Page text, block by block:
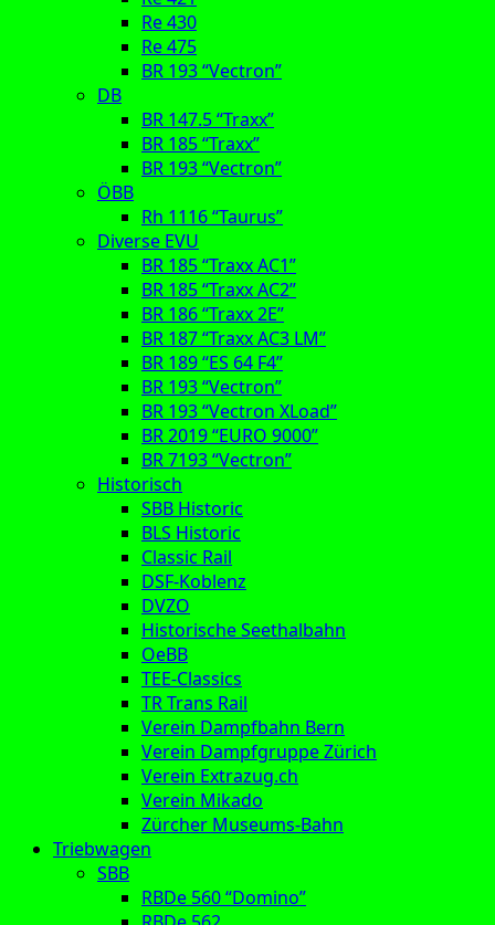
Re 430
Re 475
BR 193 “Vectron”
DB
BR 147.5 “Traxx”
BR 185 “Traxx”
BR 193 “Vectron”
ÖBB
Rh 1116 “Taurus”
Diverse EVU
BR 185 “Traxx AC1”
BR 185 “Traxx AC2”
BR 186 “Traxx 2E”
BR 187 “Traxx AC3 LM”
BR 189 “ES 64 F4”
BR 193 “Vectron”
BR 193 “Vectron XLoad”
BR 2019 “EURO 9000”
BR 7193 “Vectron”
Historisch
SBB Historic
BLS Historic
Classic Rail
DSF-Koblenz
DVZO
Historische Seethalbahn
OeBB
TEE-Classics
TR Trans Rail
Verein Dampfbahn Bern
Verein Dampfgruppe Zürich
Verein Extrazug.ch
Verein Mikado
Zürcher Museums-Bahn
Triebwagen
SBB
RBDe 560 “Domino”